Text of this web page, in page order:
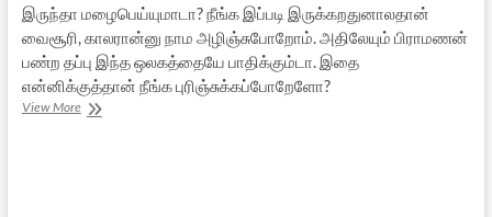
இருந்தா மழைபெய்யுமாடா? நீங்க இப்படி இருக்கறதுனாலதான்
வைசூரி, காலரான்னு நாம அழிஞ்சுபோறோம். அதிலேயும் பிராமணன்
பண்ற தப்பு இந்த ஒலகத்தையே பாதிக்கும்டா. இதை
என்னிக்குத்தான் நீங்க புரிஞ்சுக்கப்போறேளோ?
View More“காமாச்சியைக்